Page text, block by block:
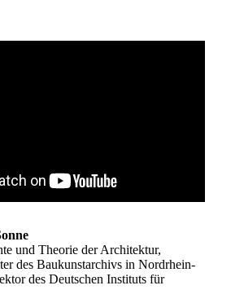
und Theorie der Architektur,
des Baukunstarchivs in Nordrhein-
des Deutschen Instituts für